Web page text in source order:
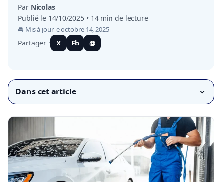
Par Nicolas
Publié le 14/10/2025 • 14 min de lecture
🚘 Mis à jour le octobre 14, 2025
Partager : X Fb @
Dans cet article